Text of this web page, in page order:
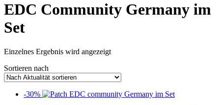
EDC Community Germany im
Set
Einzelnes Ergebnis wird angezeigt
Sortieren nach
-30%